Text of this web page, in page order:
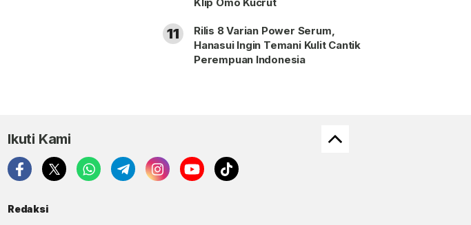
11
Rilis 8 Varian Power Serum,
Hanasui Ingin Temani Kulit Cantik
Perempuan Indonesia
Ikuti Kami
Redaksi